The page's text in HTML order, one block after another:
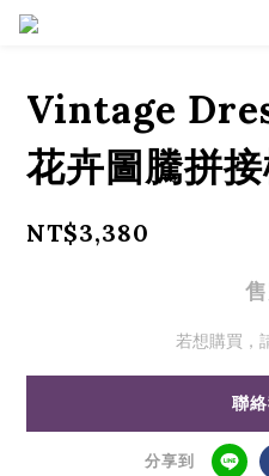
Vintage
花卉圖騰拼
NT$3,380
若想購買，
聯
分享到